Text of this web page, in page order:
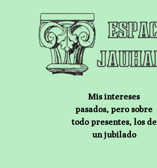
Mis intereses
pasados, pero sobre
todo presentes, los de
un jubilado